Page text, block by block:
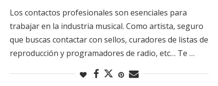
Los contactos profesionales son esenciales para
trabajar en la industria musical. Como artista, seguro
que buscas contactar con sellos, curadores de listas de
reproducción y programadores de radio, etc… Te …